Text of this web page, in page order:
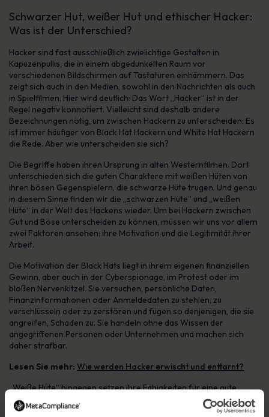
Schwarzer Hut, weißer Hut und ethischer Hacker:
Was ist der Unterschied?
Hacker sind fast ausschließlich zwielichtige Gestalten in
Kapuzenpullis, die in einem abgedunkelten Raum vor
verschiedenen Bildschirmen auf Tastaturen einhämmern. Das
zeigt sich auch in den Medien, sowohl in den Nachrichten als auch
in Spielfilmen. Hier wird deutlich: Das Wort „Hacker“ ist in der
Regel negativ konnotiert. Vielleicht sind deshalb andere
Bezeichnungen nötig, um zwischen Hackern zu unterscheiden: Es
ist immer häufiger von Black Hat Hackern und White Hat Hackern
die Rede. Aber wie unterscheiden sie sich?
Die Begriffe haben ihren Ursprung in alten Westernfilmen. Dort
unterschieden sich die guten Charaktere mit weißen Hüten von
ihren bösen Gegenspielern, die schwarze Hüte trugen. Und genau
in diesem Sinne finden wir die „schwarzen Hüte“ und „weißen
Hüte“ in der Welt des Hackens wieder. Um bei Hackern zwischen
Gut und Böse unterscheiden zu können, müssen wir uns vor allem
zwei Faktoren ansehen: ihre Motivation und die Legitimität ihrer
Arbeit.
Die Motivation der Black Hats liegt in ihrem eigenen finanziellen
Gewinn, aber auch in der Cyberspionage, im Protest oder im
bloßen Nervenkitzel. Sie versuchen, persönliche Daten,
Finanzinformationen oder Anmeldedaten zu stehlen, zu
verschlüsseln oder zu zerstören und fügen so denjenigen, die sie
angreifen, Schaden zu. Sie handeln ohne das Wissen der
angegriffenen Personen oder Unternehmen und machen sich
daher strafbar.
Lesen Sie mehr: Wie werden Hacker erwischt und enttarnt?
„Weiße Hüte“ hingegen setzen ihre Fähigkeiten für eine gute
Sache ein. Ihr Ansatz ähnelt dem der Black Hat Hacker, mit dem
Unterschied, dass sie nicht illegal handeln. Sie arbeiten für